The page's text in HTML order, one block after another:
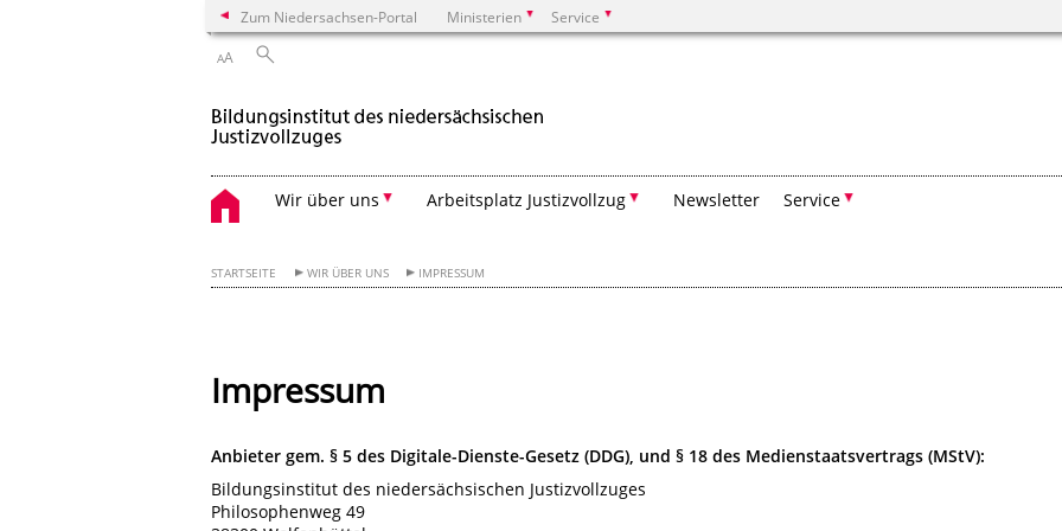
Zum Niedersachsen-Portal Ministerien Service
AA
Wir über uns Arbeitsplatz Justizvollzug Newsletter Service
STARTSEITE WIR ÜBER UNS IMPRESSUM
Impressum
Anbieter gem. § 5 des Digitale-Dienste-Gesetz (DDG), und § 18 des Medienstaatsvertrags (MStV):
Bildungsinstitut des niedersächsischen Justizvollzuges
Philosophenweg 49